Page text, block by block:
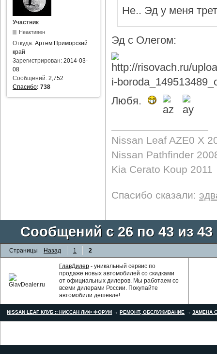
Участник
Неактивен
Откуда: Артем Приморский
край
Зарегистрирован: 2014-03-
08
Сообщений: 2,752
Спасибо: 738
Не.. Эд у меня
Эд с Олегом:
Любя.
Nissan Leaf AZE0 X
Nissan Pathfinder
Kia Cerato Koup 2011
Спасибо сказали:
Сообщений с 26 по 43 из 43
Страницы Назад 1 2
ГлавДилер - уникальный сервис по
продаже новых автомобилей со скидками
от официальных дилеров. Мы работаем со
всеми дилерами России. Покупайте
автомобили дешевле!
NISSAN LEAF КЛУБ :: НИССАН ЛИФ ФОРУМ →РЕМОНТ, ОБСЛУЖИВАНИЕ →ЗАМЕНА